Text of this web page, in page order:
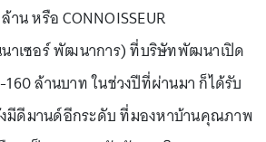
าน หรือ CONNOISSEUR
าเซอร์ พัฒนาการ) ที่บริษัทพัฒนาเปิด
ล้านบาท ในช่วงปีที่ผ่านมา ก็ได้รับ
มีดีมานด์อีกระดับ ที่มองหาบ้านคุณภาพ